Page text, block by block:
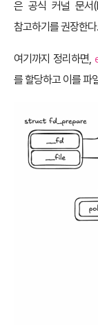
은 공식 커널 문서
참고하기를 권장한다.
여기까지 정리하면,
를 할당하고 이를 파